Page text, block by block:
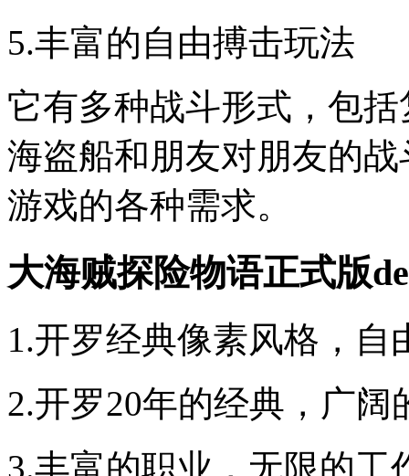
5.丰富的自由搏击玩法
它有多种战斗形式，包
海盗船和朋友对朋友的
游戏的各种需求。
大海贼探险物语正式版
1.开罗经典像素风格，自
2.开罗20年的经典，广
3.丰富的职业，无限的